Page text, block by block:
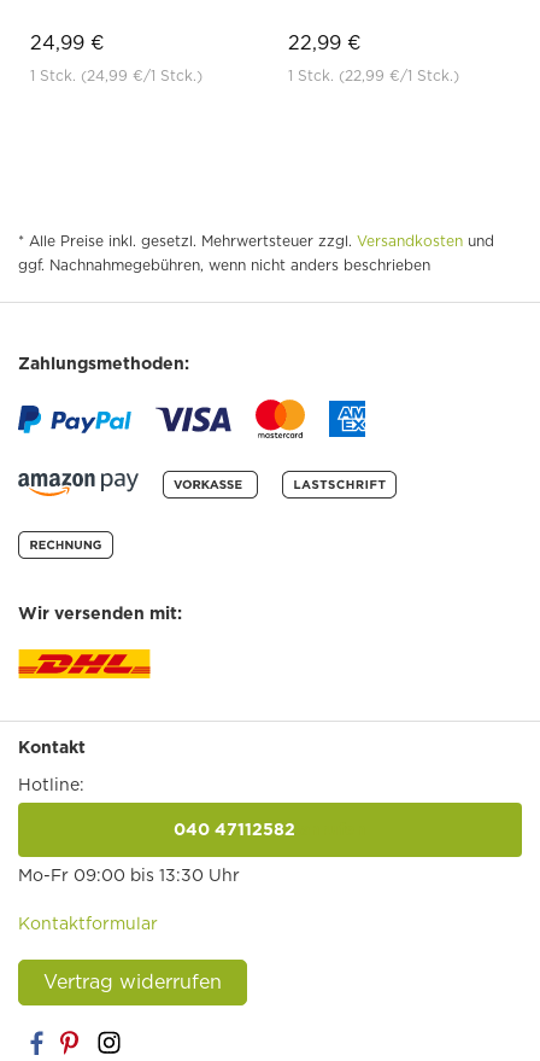
24,99 €
1 Stck. (24,99 €/1 Stck.)
22,99 €
1 Stck. (22,99 €/1 Stck.)
* Alle Preise inkl. gesetzl. Mehrwertsteuer zzgl. Versandkosten und
ggf. Nachnahmegebühren, wenn nicht anders beschrieben
Zahlungsmethoden:
Wir versenden mit:
Kontakt
Hotline:
040 47112582
Mo-Fr 09:00 bis 13:30 Uhr
Kontaktformular
Vertrag widerrufen